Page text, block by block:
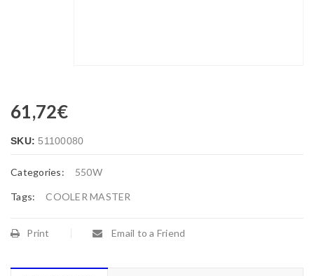
61,72€
SKU: 51100080
Categories: 550W
Tags: COOLER MASTER
Print Email to a Friend